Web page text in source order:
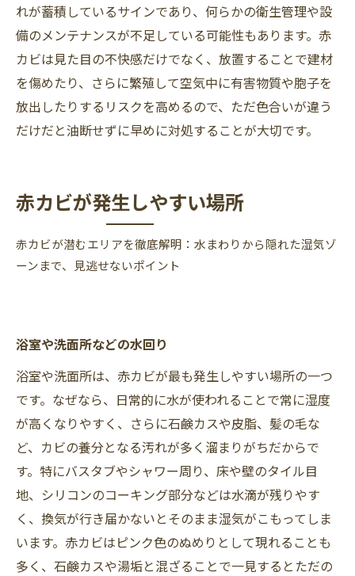
れが蓄積しているサインであり、何らかの衛生管理や設
備のメンテナンスが不足している可能性もあります。赤
カビは見た目の不快感だけでなく、放置することで建材
を傷めたり、さらに繁殖して空気中に有害物質や胞子を
放出したりするリスクを高めるので、ただ色合いが違う
だけだと油断せずに早めに対処することが大切です。
赤カビが発生しやすい場所
赤カビが潜むエリアを徹底解明：水まわりから隠れた湿気ゾ
ーンまで、見逃せないポイント
浴室や洗面所などの水回り
浴室や洗面所は、赤カビが最も発生しやすい場所の一つ
です。なぜなら、日常的に水が使われることで常に湿度
が高くなりやすく、さらに石鹸カスや皮脂、髪の毛な
ど、カビの養分となる汚れが多く溜まりがちだからで
す。特にバスタブやシャワー周り、床や壁のタイル目
地、シリコンのコーキング部分などは水滴が残りやす
く、換気が行き届かないとそのまま湿気がこもってしま
います。赤カビはピンク色のぬめりとして現れることも
多く、石鹸カスや湯垢と混ざることで一見するとただの